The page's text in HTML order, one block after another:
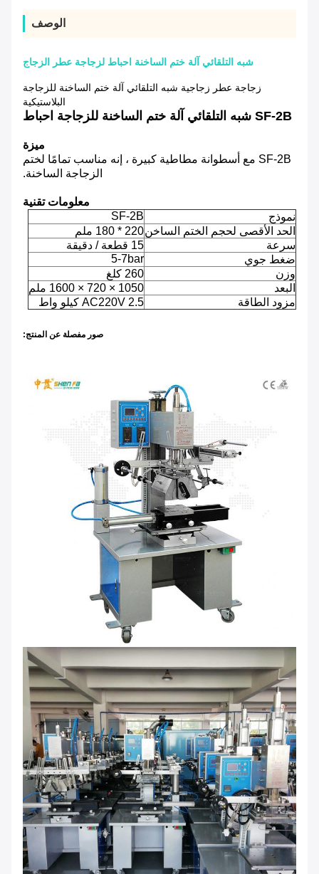
الوصف
شبه التلقائي آلة ختم الساخنة احباط لزجاجة عطر الزجاج
زجاجة عطر زجاجية شبه التلقائي آلة ختم الساخنة للزجاجة
البلاستيكية
SF-2B شبه التلقائي آلة ختم الساخنة للزجاجة احباط
ميزة
SF-2B مع أسطوانة مطاطية كبيرة ، إنه مناسب تمامًا لختم
الزجاجة الساخنة.
معلومات تقنية
نموذج
SF-2B
الحد الأقصى لحجم الختم الساخن220 * 180 ملم
سرعة
15 قطعة / دقيقة
ضغط جوي
5-7bar
وزن
260 كلغ
البعد
1050 × 720 × 1600 ملم
مزود الطاقة
AC220V 2.5 كيلو واط
صور مفصلة عن المنتج: